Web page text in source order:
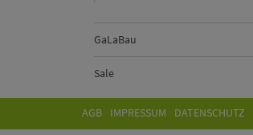
GaLaBau
Sale
AGB IMPRESSUM DATENSCHUTZ